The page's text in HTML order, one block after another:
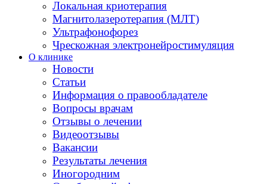
Локальная криотерапия
Магнитолазеротерапия (МЛТ)
Ультрафонофорез
Чрескожная электронейростимуляция
О клинике
Новости
Статьи
Информация о правообладателе
Вопросы врачам
Отзывы о лечении
Видеоотзывы
Вакансии
Результаты лечения
Иногородним